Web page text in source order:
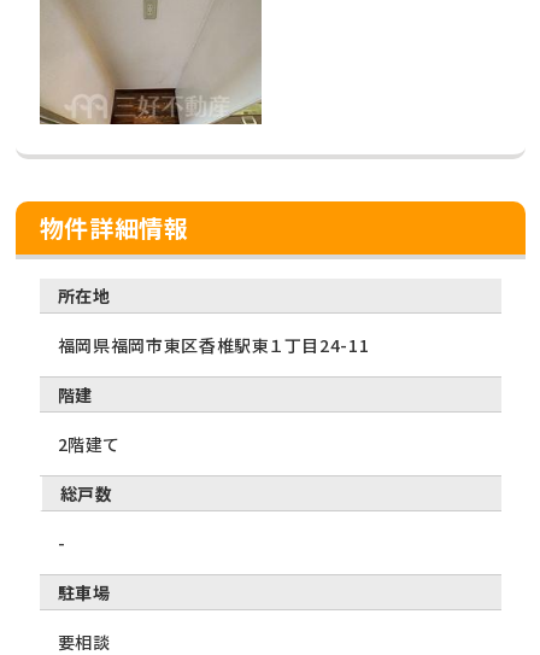
物件詳細情報
所在地
福岡県福岡市東区香椎駅東１丁目24-11
階建
2階建て
総戸数
-
駐車場
要相談